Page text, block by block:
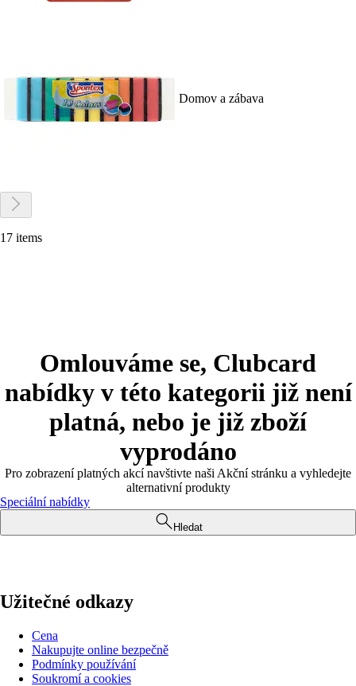
Domov a zábava
17 items
Omlouváme se, Clubcard
nabídky v této kategorii již není
platná, nebo je již zboží
vyprodáno
Pro zobrazení platných akcí navštivte naši Akční stránku a vyhledejte
alternativní produkty
Speciální nabídky
Hledat
Užitečné odkazy
Cena
Nakupujte online bezpečně
Podmínky používání
Soukromí a cookies